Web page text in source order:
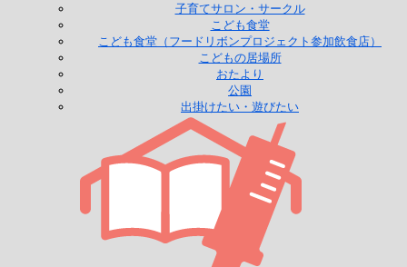
子育てサロン・サークル
こども食堂
こども食堂（フードリボンプロジェクト参加飲食店）
こどもの居場所
おたより
公園
出掛けたい・遊びたい